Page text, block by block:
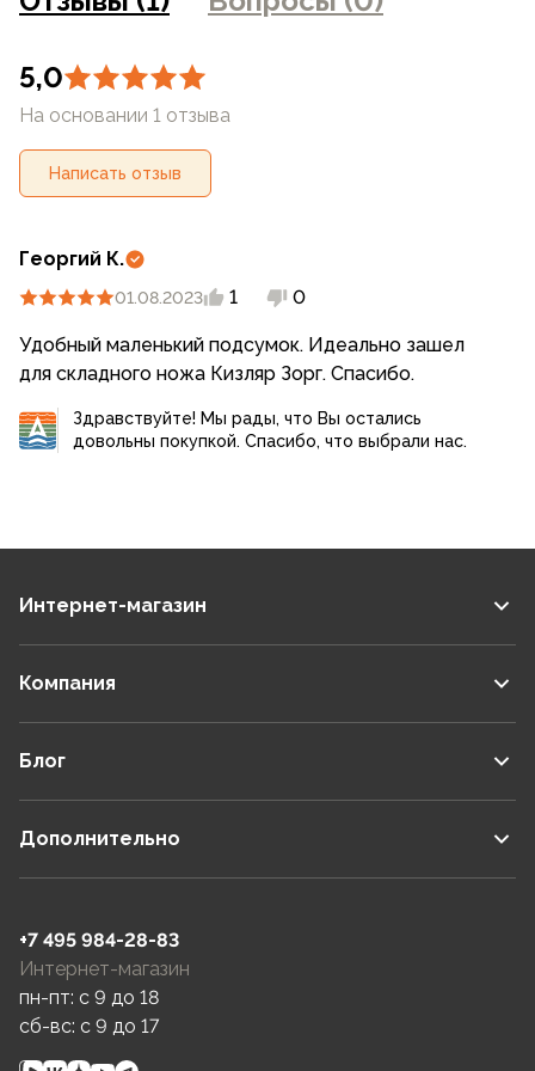
5,0
На основании 1 отзыва
Написать отзыв
Георгий К.
01.08.2023 1 0
Удобный маленький подсумок. Идеально зашел
для складного ножа Кизляр Зорг. Спасибо.
Здравствуйте! Мы рады, что Вы остались
довольны покупкой. Спасибо, что выбрали нас.
Интернет-магазин
Компания
Блог
Дополнительно
+7 495 984-28-83
Интернет-магазин
пн-пт: c 9 до 18
сб-вс: c 9 до 17